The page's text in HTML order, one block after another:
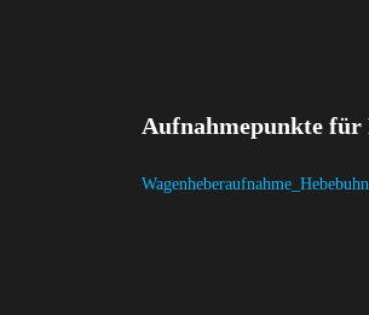
Aufnahmepunkte für